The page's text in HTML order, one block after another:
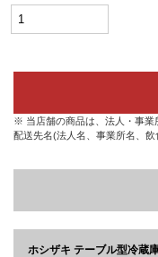
※ 当店舗の商品は、法人・事業
配送先名(法人名、事業所名、飲
ホシザキ テーブル型冷蔵